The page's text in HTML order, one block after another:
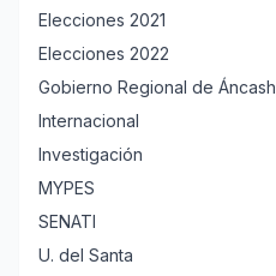
Elecciones 2021
Elecciones 2022
Gobierno Regional de Áncash
Internacional
Investigación
MYPES
SENATI
U. del Santa